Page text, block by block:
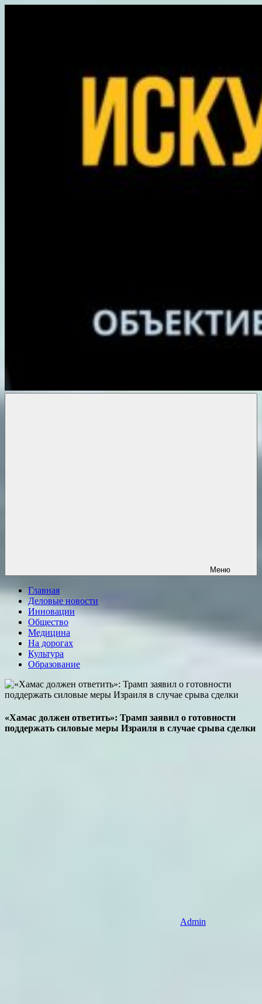
Меню
Главная
Деловые новости
Инновации
Общество
Медицина
На дорогах
Культура
Образование
«Хамас должен ответить»: Трамп заявил о готовности
поддержать силовые меры Израиля в случае срыва сделки
Admin